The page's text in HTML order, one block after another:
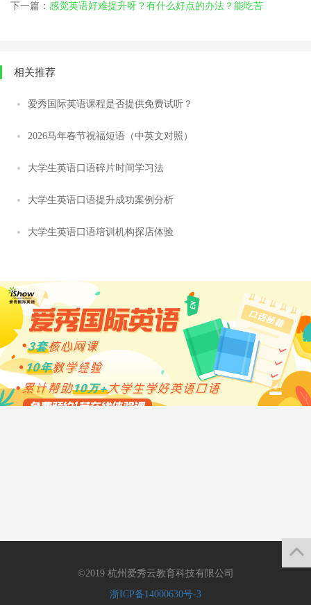
下一篇： 感觉英语好难提升呀？有什么好点的办法？能吃苦
相关推荐
爱秀国际英语课程是否提供免费试听？
2026马年春节祝福短语（中英文对照）
大学生英语口语碎片时间学习法
大学生英语口语提升成功案例分析
大学生英语口语培训机构探店体验
©2019 杭州爱秀云教育科技有限公司
浙ICP备14000630号-3